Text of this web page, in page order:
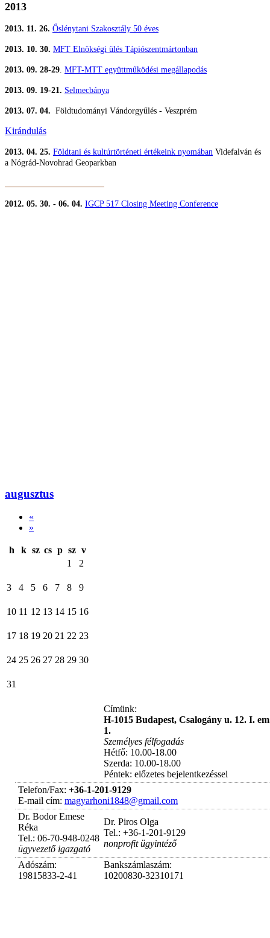
2013
2013. 11. 26. Őslénytani Szakosztály 50 éves
2013. 10. 30. MFT Elnökségi ülés Tápiószentmártonban
2013. 09. 28-29 MFT-MTT együttműködési megállapodás
2013. 09. 19-21. Selmecbánya
2013. 07. 04. Földtudományi Vándorgyűlés - Veszprém
Kirándulás
2013. 04. 25. Földtani és kultúrtörténeti értékeink nyomában Videfalván és
a Nógrád-Novohrad Geoparkban
2012. 05. 30. - 06. 04. IGCP 517 Closing Meeting Conference
augusztus
«
»
h k sz cs p sz v
1
2
3 4 5 6 7 8 9
10 11 12 13 14 15 16
17 18 19 20 21 22 23
24 25 26 27 28 29 30
31
Címünk:
H-1015 Budapest, Csalogány u. 12. I.
1.
Személyes félfogadás
Hétfő: 10.00-18.00
Szerda: 10.00-18.00
Péntek: előzetes bejelentkezéssel
Telefon/Fax: +36-1-201-9129
E-mail cím: magyarhoni1848@gmail.com
Dr. Bodor Emese
Réka
Tel.: 06-70-948-0248
ügyvezető igazgató
Dr. Piros Olga
Tel.: +36-1-201-9129
nonprofit ügyintéző
Adószám:
19815833-2-41
Bankszámlaszám:
10200830-32310171